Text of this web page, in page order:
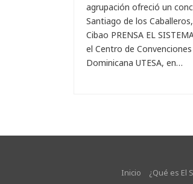
agrupación ofreció un
Santiago de los
Cibao PRENSA EL
el Centro de
Dominicana UTESA, en…
Inicio ¿Qué es El